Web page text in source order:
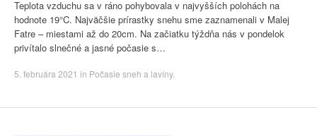
Teplota vzduchu sa v ráno pohybovala v najvyšších polohách na
hodnote 19°C. Najväčšie prírastky snehu sme zaznamenali v Malej
Fatre – miestami až do 20cm. Na začiatku týždňa nás v pondelok
privítalo slnečné a jasné počasie s…
5. februára 2021 in Počasie sneh a lavíny.